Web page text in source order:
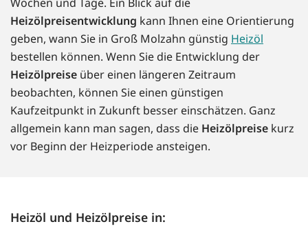
Heizölpreisentwicklung kann Ihnen eine Orientierung
geben, wann Sie in Groß Molzahn günstig Heizöl
bestellen können. Wenn Sie die Entwicklung der
Heizölpreise über einen längeren Zeitraum
beobachten, können Sie einen günstigen
Kaufzeitpunkt in Zukunft besser einschätzen. Ganz
allgemein kann man sagen, dass die Heizölpreise kurz
vor Beginn der Heizperiode ansteigen.
Heizöl und Heizölpreise in: